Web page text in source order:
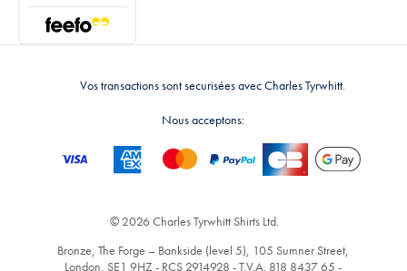
Vos transactions sont securisées avec Charles Tyrwhitt.
Nous acceptons:
© 2026 Charles Tyrwhitt Shirts Ltd.
Bronze, The Forge – Bankside (level 5), 105 Sumner Street,
London, SE1 9HZ - RCS 2914928 - T.V.A. 818 8437 65 -